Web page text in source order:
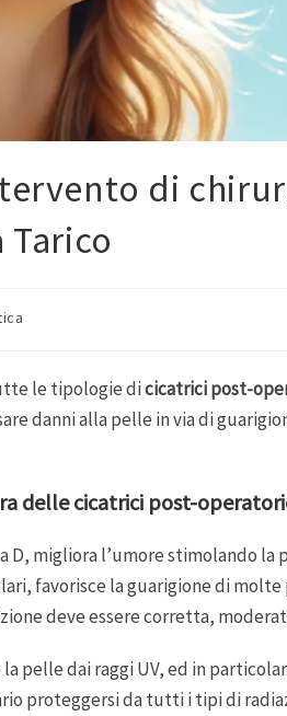
di
le tipologie dicicatrici post-
danni alla pelle in via di
delle cicatrici post-
D, migliora l’umore stimolando
favorisce la guarigione di
deve essere corretta,
pelle dai raggi UV, ed in
proteggersi da tutti i tipi di